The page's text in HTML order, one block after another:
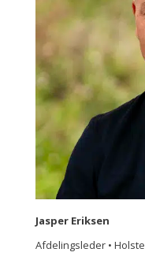
Jasper Eriksen
Afdelingsleder •